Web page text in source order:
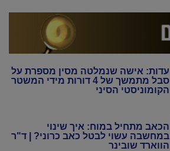
עדות: אישה שנמלטה מסין מספרת על
סבל מתמשך של 4 דורות מידי המשטר
הקומוניסטי הסיני
הכאב מתחיל במוח: איך שינוי
במחשבה עשוי לבטל כאב כרוני? | ד"ר
הווארד שובינר